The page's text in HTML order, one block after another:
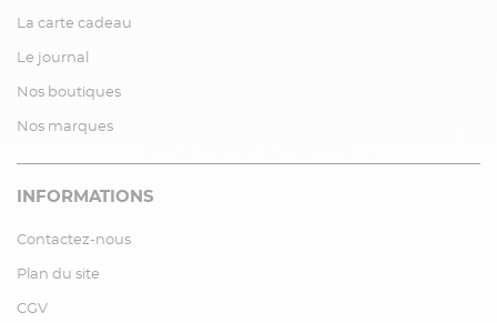
La carte cadeau
Le journal
Nos boutiques
Nos marques
INFORMATIONS
Contactez-nous
Plan du site
CGV